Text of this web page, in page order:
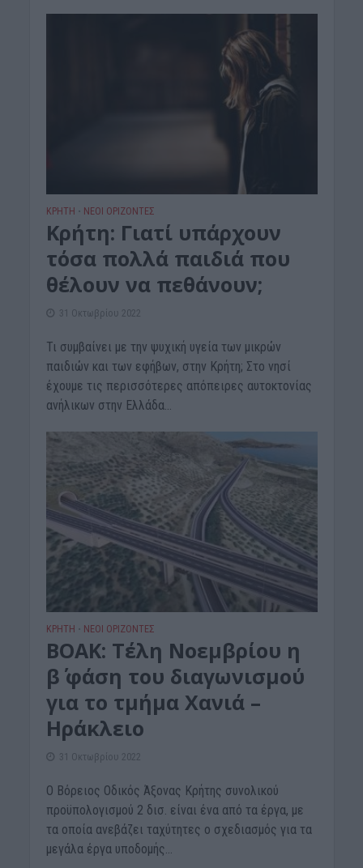
ΚΡΗΤΗ • ΝΕΟΙ ΟΡΙΖΟΝΤΕΣ
Κρήτη: Γιατί υπάρχουν
τόσα πολλά παιδιά που
θέλουν να πεθάνουν;
31 Οκτωβρίου 2022
Τι συμβαίνει με την ψυχική υγεία των μικρών
παιδιών και των εφήβων, στην Κρήτη; Στο νησί
έχουμε τις περισσότερες απόπειρες αυτοκτονίας
ανήλικων στην Ελλάδα...
ΚΡΗΤΗ • ΝΕΟΙ ΟΡΙΖΟΝΤΕΣ
ΒΟΑΚ: Τέλη Νοεμβρίου η
β΄ φάση του διαγωνισμού
για το τμήμα Χανιά –
Ηράκλειο
31 Οκτωβρίου 2022
Ο Βόρειος Οδικός Άξονας Κρήτης συνολικού
προϋπολογισμού 2 δισ. είναι ένα από τα έργα, με
τα οποία ανεβάζει ταχύτητες ο σχεδιασμός για τα
μεγάλα έργα υποδομής...